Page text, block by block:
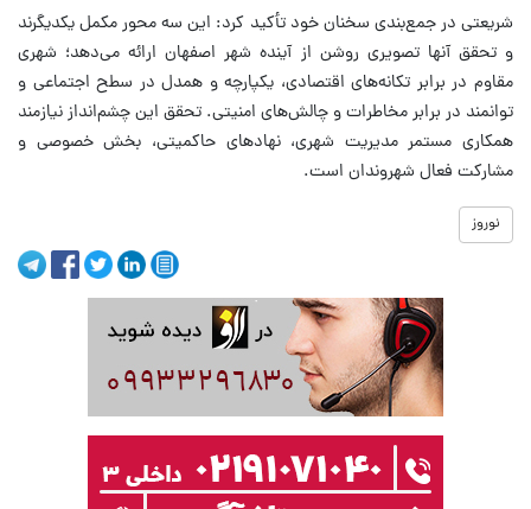
شریعتی در جمع‌بندی سخنان خود تأکید کرد: این سه محور مکمل یکدیگرند
و تحقق آنها تصویری روشن از آینده شهر اصفهان ارائه می‌دهد؛ شهری
مقاوم در برابر تکانه‌های اقتصادی، یکپارچه و همدل در سطح اجتماعی و
توانمند در برابر مخاطرات و چالش‌های امنیتی. تحقق این چشم‌انداز نیازمند
همکاری مستمر مدیریت شهری، نهادهای حاکمیتی، بخش خصوصی و
مشارکت فعال شهروندان است.
نوروز